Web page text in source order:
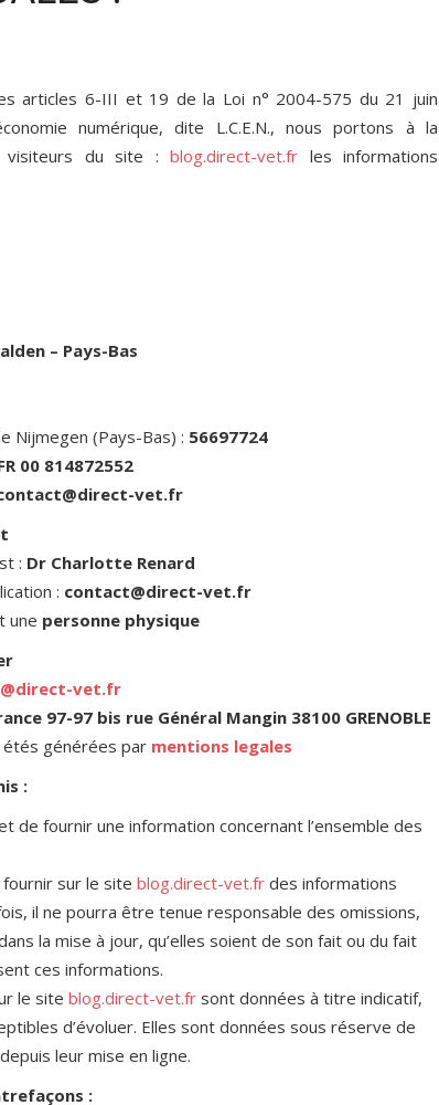
articles 6-III et 19 de la Loi n° 2004-575 du 21 juin
numérique, dite L.C.E.N., nous portons à la
visiteurs du site : blog.direct-vet.fr les informations
– Pays-Bas
Nijmegen (Pays-Bas) : 56697724
00 814872552
vet.fr
: Dr Charlotte Renard
: contact@direct-vet.fr
une personne physique
vet.fr
97-97 bis rue Général Mangin 38100 GRENOBLE
générées par mentions legales
:
de fournir une information concernant l’ensemble des
sur le site blog.direct-vet.fr des informations
il ne pourra être tenue responsable des omissions,
la mise à jour, qu’elles soient de son fait ou du fait
ces informations.
le site blog.direct-vet.fr sont données à titre indicatif,
d’évoluer. Elles sont données sous réserve de
leur mise en ligne.
: